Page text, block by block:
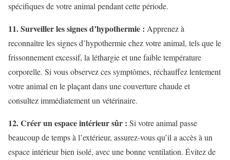
spécifiques de votre animal pendant cette période.
11. Surveiller les signes d’hypothermie : Apprenez à
reconnaître les signes d’hypothermie chez votre animal, tels que le
frissonnement excessif, la léthargie et une faible température
corporelle. Si vous observez ces symptômes, réchauffez lentement
votre animal en le plaçant dans une couverture chaude et
consultez immédiatement un vétérinaire.
12. Créer un espace intérieur sûr : Si votre animal passe
beaucoup de temps à l’extérieur, assurez-vous qu’il a accès à un
espace intérieur bien isolé, avec une bonne ventilation. Évitez de